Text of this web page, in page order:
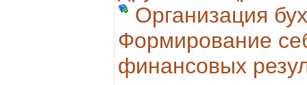
Организация
Формирование
финансовых